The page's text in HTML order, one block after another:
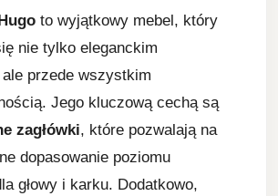
to wyjątkowy mebel, który
nie tylko eleganckim
przede wszystkim
Jego kluczową cechą są
zagłówki, które pozwalają na
dopasowanie poziomu
głowy i karku. Dodatkowo,